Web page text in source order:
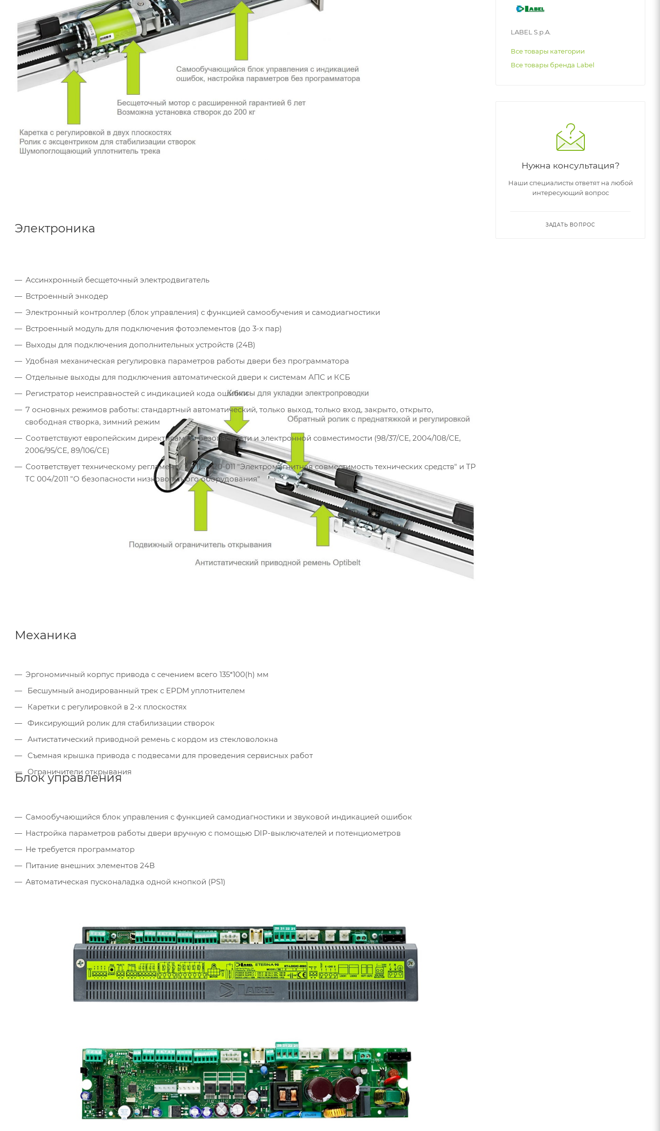
Электроника
Ассинхронный бесщеточный электродвигатель
Встроенный энкодер
Электронный контроллер (блок управления) с функцией самообучения и самодиагностики
Встроенный модуль для подключения фотоэлементов (до 3-х пар)
Выходы для подключения дополнительных устройств (24В)
Удобная механическая регулировка параметров работы двери без программатора
Отдельные выходы для подключения автоматической двери к системам АПС и КСБ
Регистратор неисправностей с индикацией кода ошибки
7 основных режимов работы: стандартный автоматический, только выход, только вход, закрыто, открыто,
свободная створка, зимний режим
Соответствуют европейским директивам по безопасности и электронной совместимости (98/37/СЕ, 2004/108/СЕ,
2006/95/СЕ, 89/106/СЕ)
Соответствует техническому регламенту ТР ТС-020-011 "Электромагнитная совместимость технических средств" и ТР
ТС 004/2011 "О безопасности низковольтного оборудования"
Механика
Эргономичный корпус привода с сечением всего 135*100(h) мм
Бесшумный анодированный трек с EPDM уплотнителем
Каретки с регулировкой в 2-х плоскостях
Фиксирующий ролик для стабилизации створок
Антистатический приводной ремень с кордом из стекловолокна
Съемная крышка привода с подвесами для проведения сервисных работ
Ограничители открывания
Блок управления
Самообучающийся блок управления с функцией самодиагностики и звуковой индикацией ошибок
Настройка параметров работы двери вручную с помощью DIP-выключателей и потенциометров
Не требуется программатор
Питание внешних элементов 24В
Автоматическая пусконаладка одной кнопкой (PS1)
LABEL S.p.A.
Все товары категории
Все товары бренда Label
Нужна консультация?
Наши специалисты ответят на любой
интересующий вопрос
ЗАДАТЬ ВОПРОС